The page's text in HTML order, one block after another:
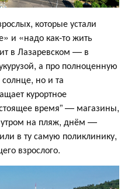
которые устали
и «надо как-то жить
в Лазаревском — в
а про полноценную
но и та
курортное
время” — магазины,
на пляж, днём —
в ту самую поликлинику,
взрослого.